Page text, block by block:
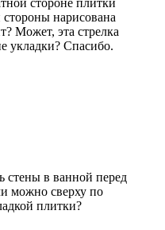
стороны нарисована
Может, эта стрелка
укладки? Спасибо.
стены в ванной перед
можно сверху по
плитки?